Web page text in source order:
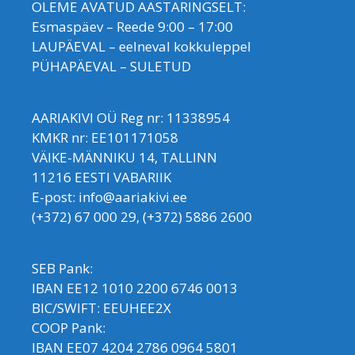
OLEME AVATUD AASTARINGSELT:
Esmaspäev – Reede 9:00 – 17:00
LAUPÄEVAL – eelneval kokkuleppel
PÜHAPÄEVAL – SULETUD
AARIAKIVI OÜ Reg nr: 11338954
KMKR nr: EE101171058
VÄIKE-MÄNNIKU 14, TALLINN
11216 EESTI VABARIIK
E-post: info@aariakivi.ee
(+372) 67 000 29, (+372) 5886 2600
SEB Pank:
IBAN EE12 1010 2200 6746 0013
BIC/SWIFT: EEUHEE2X
COOP Pank:
IBAN EE07 4204 2786 0964 5801